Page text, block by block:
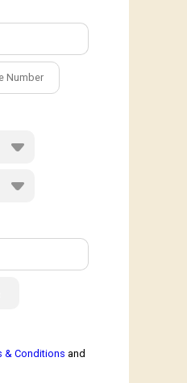
& Conditions and